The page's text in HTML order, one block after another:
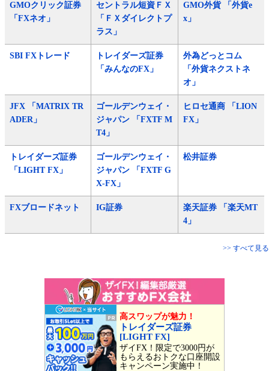
GMOクリック証券
「FXネオ」
セントラル短資ＦＸ
「ＦＸダイレクトプ
ラス」
GMO外貨 「外貨e
x」
SBI FXトレード
トレイダーズ証券
「みんなのFX」
外為どっとコム
「外貨ネクストネ
オ」
JFX 「MATRIX TR
ADER」
ゴールデンウェイ・
ジャパン 「FXTF M
T4」
ヒロセ通商 「LION
FX」
トレイダーズ証券
「LIGHT FX」
ゴールデンウェイ・
ジャパン 「FXTF G
X-FX」
松井証券
FXブロードネット IG証券
楽天証券 「楽天MT
4」
>> すべて見る
高スワップが魅力！
トレイダーズ証券
[LIGHT FX]
ザイFX！限定で3000円が
もらえるおトクな口座開設
キャンペーン実施中！